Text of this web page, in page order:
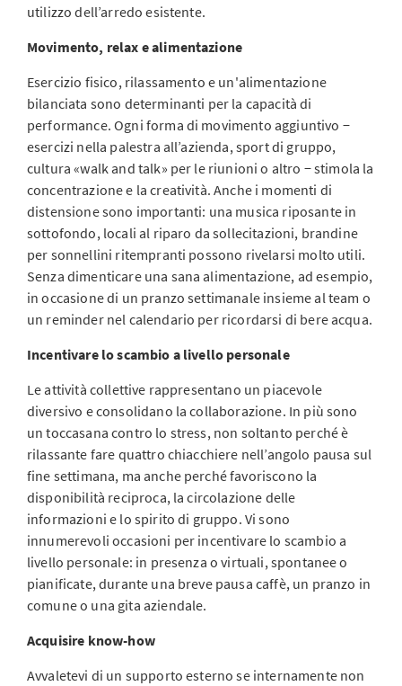
utilizzo dell’arredo esistente.
Movimento, relax e alimentazione
Esercizio fisico, rilassamento e un'alimentazione
bilanciata sono determinanti per la capacità di
performance. Ogni forma di movimento aggiuntivo −
esercizi nella palestra all’azienda, sport di gruppo,
cultura «walk and talk» per le riunioni o altro − stimola la
concentrazione e la creatività. Anche i momenti di
distensione sono importanti: una musica riposante in
sottofondo, locali al riparo da sollecitazioni, brandine
per sonnellini ritempranti possono rivelarsi molto utili.
Senza dimenticare una sana alimentazione, ad esempio,
in occasione di un pranzo settimanale insieme al team o
un reminder nel calendario per ricordarsi di bere acqua.
Incentivare lo scambio a livello personale
Le attività collettive rappresentano un piacevole
diversivo e consolidano la collaborazione. In più sono
un toccasana contro lo stress, non soltanto perché è
rilassante fare quattro chiacchiere nell’angolo pausa sul
fine settimana, ma anche perché favoriscono la
disponibilità reciproca, la circolazione delle
informazioni e lo spirito di gruppo. Vi sono
innumerevoli occasioni per incentivare lo scambio a
livello personale: in presenza o virtuali, spontanee o
pianificate, durante una breve pausa caffè, un pranzo in
comune o una gita aziendale.
Acquisire know-how
Avvaletevi di un supporto esterno se internamente non